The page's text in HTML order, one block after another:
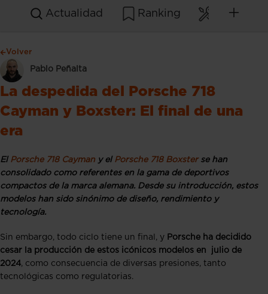
Actualidad Ranking
Volver
Pablo Peñalta
La despedida del Porsche 718
Cayman y Boxster: El final de una
era
El Porsche 718 Cayman y el Porsche 718 Boxsterse han
consolidado como referentes en la gama de deportivos
compactos de la marca alemana. Desde su introducción, estos
modelos han sido sinónimo de diseño, rendimiento y
tecnología.
Sin embargo, todo ciclo tiene un final, y Porsche ha decidido
cesar la producción de estos icónicos modelos en julio de
2024, como consecuencia de diversas presiones, tanto
tecnológicas como regulatorias.